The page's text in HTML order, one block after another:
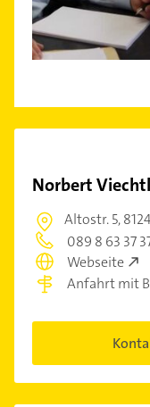
Norbert Viechtl
Altostr. 5,
089 8 63 37
Webseite
Anfahrt mit